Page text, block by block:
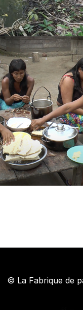
© La Fabrique de